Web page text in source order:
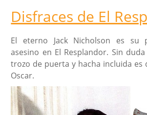
Disfraces de El
El eterno Jack Nicholson es su
asesino en El Resplandor. Sin
trozo de puerta y hacha incluida es
Oscar.